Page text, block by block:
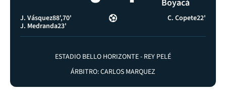
Boyacá
J. Vásquez88' 70'
J. Medranda23'
C. Copete22'
ESTADIO BELLO HORIZONTE - REY PELÉ
ÁRBITRO: CARLOS MARQUEZ